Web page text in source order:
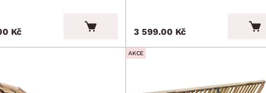
Kč 3 599.00 Kč
AKCE